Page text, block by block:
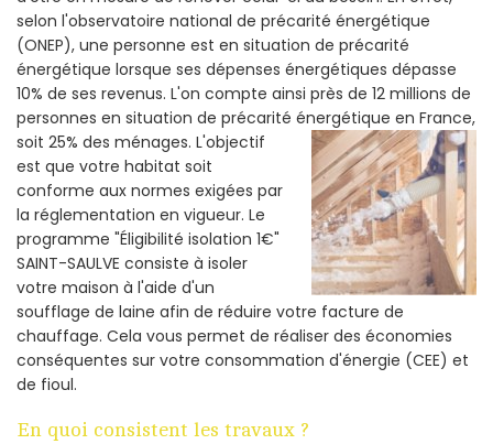
selon l'observatoire national de précarité énergétique
(ONEP), une personne est en situation de précarité
énergétique lorsque ses dépenses énergétiques dépasse
10% de ses revenus. L'on compte ainsi près de 12 millions de
personnes en situation de précarité énergétique en France,
soit 25% des ménages. L'objectif
est que votre habitat soit
conforme aux normes exigées par
la réglementation en vigueur. Le
programme "Éligibilité isolation 1€"
SAINT-SAULVE consiste à isoler
votre maison à l'aide d'un
soufflage de laine afin de réduire votre facture de
chauffage. Cela vous permet de réaliser des économies
conséquentes sur votre consommation d'énergie (CEE) et
de fioul.
En quoi consistent les travaux ?